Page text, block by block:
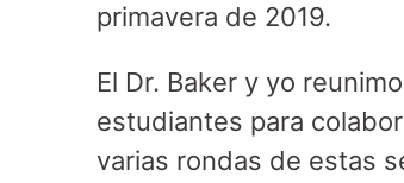
primavera de 2019.
El Dr. Baker y yo
estudiantes para
varias rondas de estas